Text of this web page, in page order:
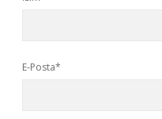
E-Posta*